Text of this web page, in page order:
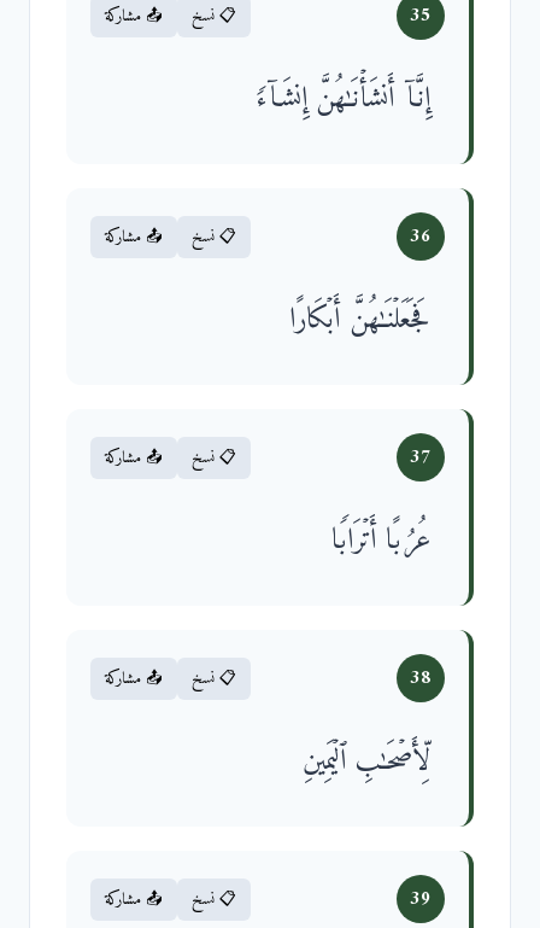
35 📋 نسخ 📤 مشاركة
إِنَّاۤ أَنشَأۡنَـٰهُنَّ إِنشَاۤءࣰ
36 📋 نسخ 📤 مشاركة
فَجَعَلۡنَـٰهُنَّ أَبۡكَارًا
37 📋 نسخ 📤 مشاركة
عُرُبًا أَتۡرَابࣰا
38 📋 نسخ 📤 مشاركة
لِّأَصۡحَـٰبِ ٱلۡیَمِینِ
39 📋 نسخ 📤 مشاركة